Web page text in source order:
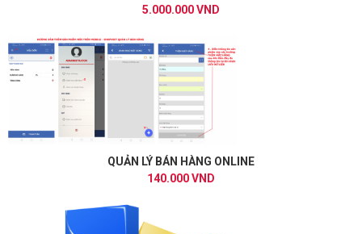
5.000.000 VND
QUẢN LÝ BÁN HÀNG ONLINE
140.000 VND